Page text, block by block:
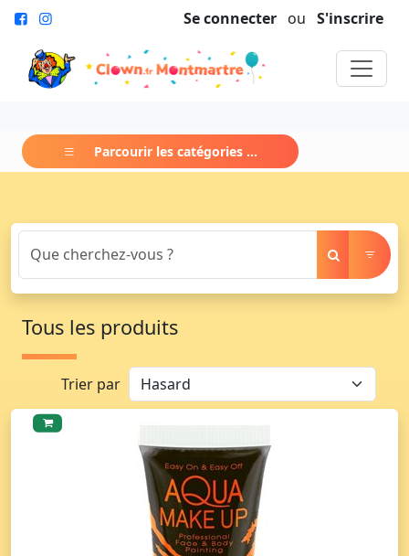
Se connecter ou S'inscrire
Parcourir les catégories ...
Tous les produits
Trier par